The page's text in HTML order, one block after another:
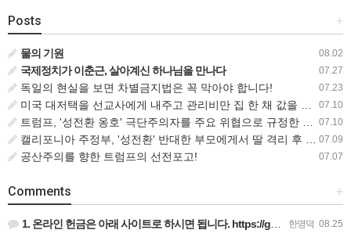
+
Posts
08.02
물의 기원
07.27
국제정치가 이춘근, 살아계신 하나님을 만나다
07.23
독일의 현실을 보면 차별금지법은 꼭 막아야 합니다!
07.10
미국 대저택을 선교사에게 내주고 관리비만 집 한 채 값을 내는 비즈니스맨
07.10
트럼프, '성전환 옹호' 극단주의자를 주요 위협으로 규정한 새로운 대테러 전략 서명
07.09
캘리포니아 주정부, '성전환' 반대한 부모에게서 딸 격리 후 입양 절차 밟아
07.07
공산주의를 향한 트럼프의 선전포고!
+
Comments
한명덕 08.25
1. 온라인 헌금은 아래 사이트로 하시면 됩니다. https://gofund.me/009a4120 도네이션 …